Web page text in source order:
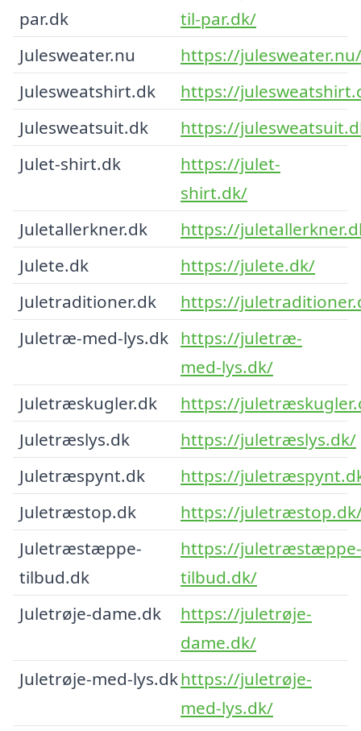
par.dk
til-par.dk/
Julesweater.nu
https://julesweater.nu/
Julesweatshirt.dk
https://
Julesweatsuit.dk
https://
Julet-shirt.dk
https://julet-
shirt.dk/
Juletallerkner.dk
https://
Julete.dk
https://julete.dk/
Juletraditioner.dk
https://
Juletræ-med-lys.dk https://juletræ-
med-lys.dk/
Juletræskugler.dk
https://
Juletræslys.dk
https://juletræslys.dk/
Juletræspynt.dk
https://
Juletræstop.dk
https://
Juletræstæppe-
tilbud.dk
https://juletræstæppe-
tilbud.dk/
Juletrøje-dame.dk
https://juletrøje-
dame.dk/
Juletrøje-med-lys.dkhttps://juletrøje-
med-lys.dk/